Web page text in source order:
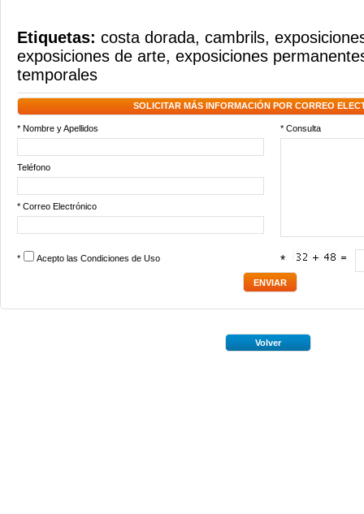
Etiquetas: costa dorada, cambrils,
exposiciones de arte, exposiciones
temporales
SOLICITAR MÁS INFORMACIÓN POR CORREO
* Nombre y Apellidos * Consulta
Teléfono
* Correo Electrónico
* Acepto las Condiciones de Uso *
Volver